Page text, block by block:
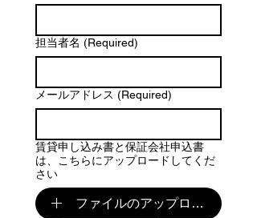
担当者名 (Required)
メールアドレス (Required)
賃貸申し込み書と保証会社申込書
は、こちらにアップロードしてくだ
さい
ファイルのアップロード